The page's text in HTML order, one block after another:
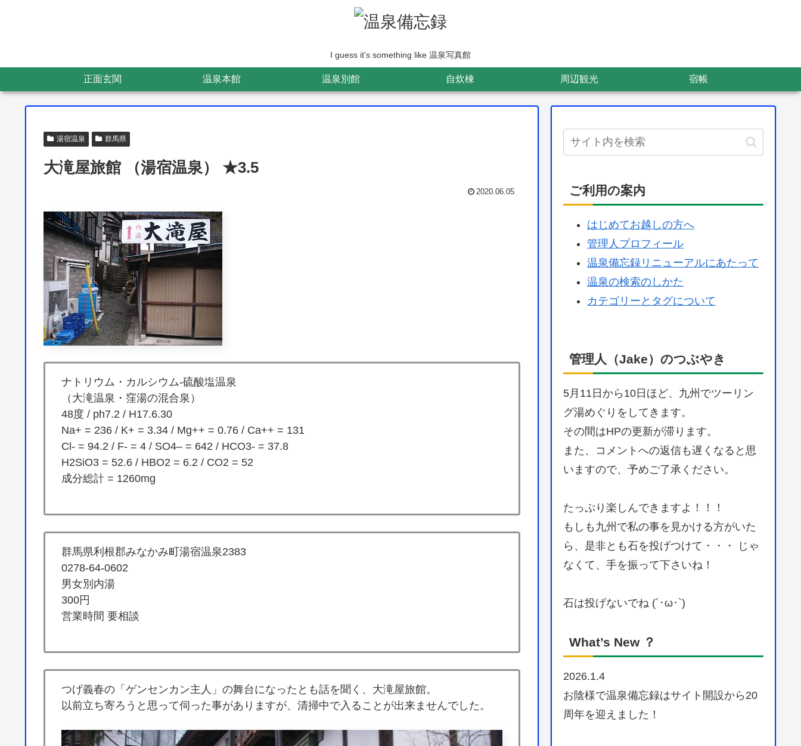
I guess it's something like 温泉写真館
正面玄関 温泉本館 温泉別館 自炊棟 周辺観光 宿帳
湯宿温泉 群馬県
大滝屋旅館 （湯宿温泉） ★3.5
2020.06.05
ナトリウム・カルシウム-硫酸塩温泉
（大滝温泉・窪湯の混合泉）
48度 / ph7.2 / H17.6.30
Na+ = 236 / K+ = 3.34 / Mg++ = 0.76 / Ca++ = 131
Cl- = 94.2 / F- = 4 / SO4– = 642 / HCO3- = 37.8
H2SiO3 = 52.6 / HBO2 = 6.2 / CO2 = 52
成分総計 = 1260mg
群馬県利根郡みなかみ町湯宿温泉2383
0278-64-0602
男女別内湯
300円
営業時間 要相談
つげ義春の「ゲンセンカン主人」の舞台になったとも話を聞く、大滝屋旅館。
以前立ち寄ろうと思って伺った事がありますが、清掃中で入ることが出来ませんでした。
ご利用の案内
はじめてお越しの方へ
管理人プロフィール
温泉備忘録リニューアルにあたって
温泉の検索のしかた
カテゴリーとタグについて
管理人（Jake）のつぶやき
5月11日から10日ほど、九州でツーリン
グ湯めぐりをしてきます。
その間はHPの更新が滞ります。
また、コメントへの返信も遅くなると思
いますので、予めご了承ください。
たっぷり楽しんできますよ！！！
もしも九州で私の事を見かける方がいた
ら、是非とも石を投げつけて・・・ じゃ
なくて、手を振って下さいね！
石は投げないでね (´･ω･`)
What’s New ？
2026.1.4
お陰様で温泉備忘録はサイト開設から20
周年を迎えました！